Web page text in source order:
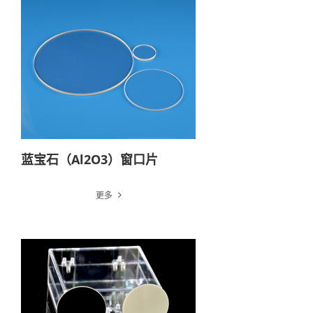
蓝宝石（Al2O3）窗口片
更多